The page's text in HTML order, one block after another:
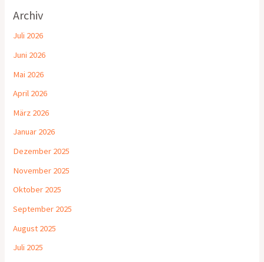
Archiv
Juli 2026
Juni 2026
Mai 2026
April 2026
März 2026
Januar 2026
Dezember 2025
November 2025
Oktober 2025
September 2025
August 2025
Juli 2025